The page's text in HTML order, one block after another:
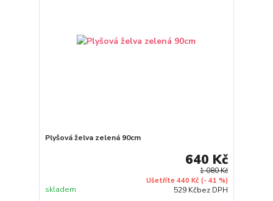
Plyšová želva zelená 90cm
1 080 Kč
Ušetříte 440 Kč (- 41 %)
640 Kč
529 Kčbez DPH
skladem